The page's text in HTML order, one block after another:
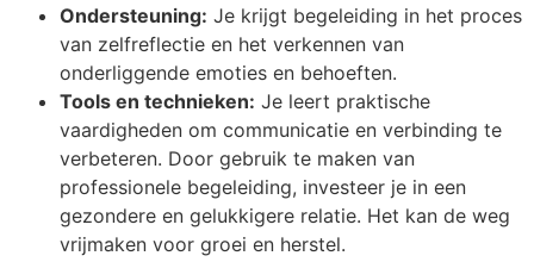
Ondersteuning: Je krijgt begeleiding in het proces
van zelfreflectie en het verkennen van
onderliggende emoties en behoeften.
Tools en technieken: Je leert praktische
vaardigheden om communicatie en verbinding te
verbeteren. Door gebruik te maken van
professionele begeleiding, investeer je in een
gezondere en gelukkigere relatie. Het kan de weg
vrijmaken voor groei en herstel.